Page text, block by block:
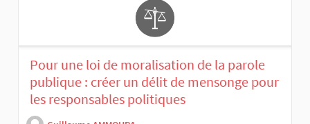
Pour une loi de moralisation de la parole
publique : créer un délit de mensonge pour
les responsables politiques